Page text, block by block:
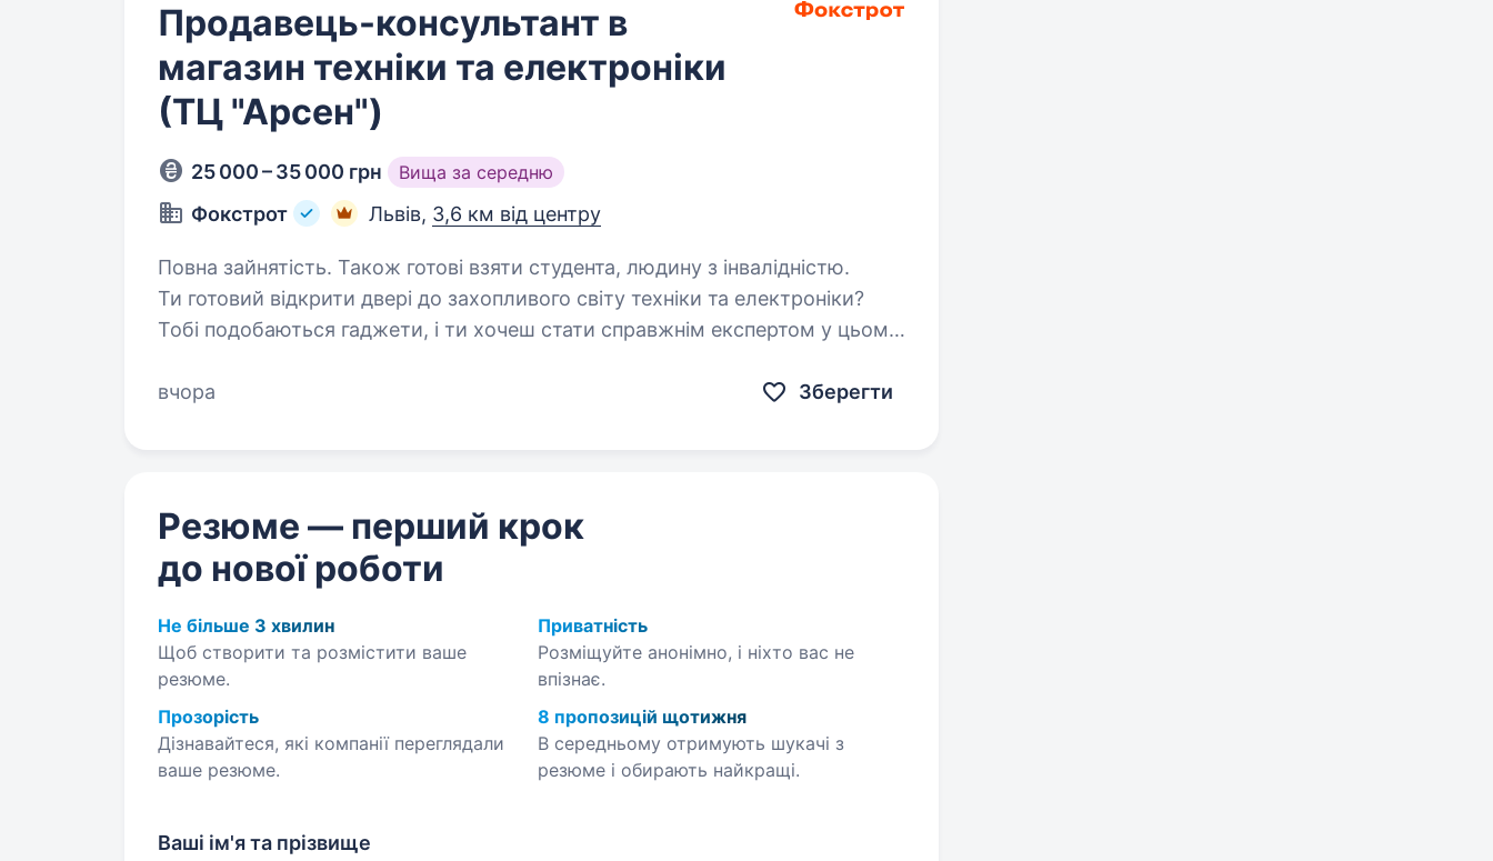
Продавець-консультант в
магазин техніки та електроніки
(ТЦ "Арсен")
25 000 – 35 000 грн Вища за середню
Фокстрот Львів, 3,6 км від центру
Повна зайнятість. Також готові взяти студента, людину з інвалідністю.
Ти готовий відкрити двері до захопливого світу техніки та електроніки?
Тобі подобаються гаджети, і ти хочеш стати справжнім експертом у цьому
українського…
вчора Зберегти
Резюме — перший крок
до нової роботи
Не більше 3 хвилин
Щоб створити та розмістити ваше
резюме.
Приватність
Розміщуйте анонімно, і ніхто вас не
впізнає.
Прозорість
Дізнавайтеся, які компанії переглядали
ваше резюме.
8 пропозицій щотижня
В середньому отримують шукачі з
резюме і обирають найкращі.
Ваші ім'я та прізвище